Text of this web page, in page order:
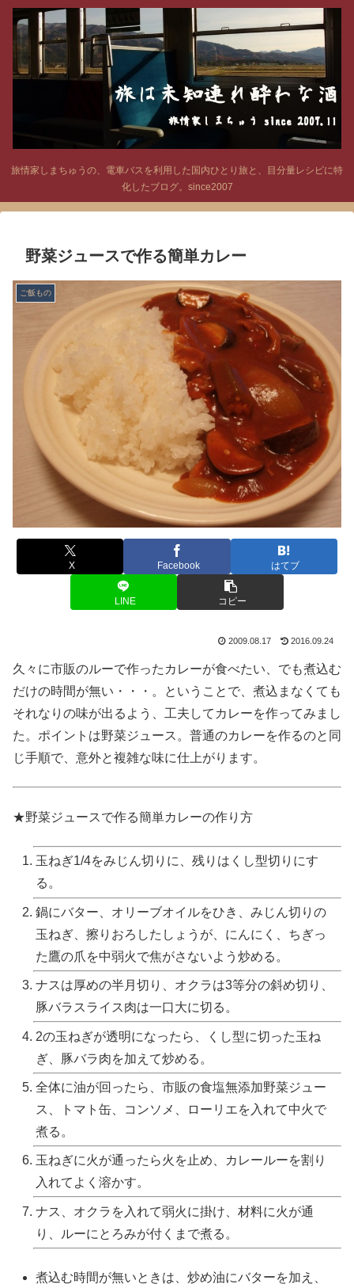
旅情家しまちゅうの、電車バスを利用した国内ひとり旅と、目分量レシピに特
化したブログ。since2007
野菜ジュースで作る簡単カレー
ご飯もの
X Facebook はてブ
LINE コピー
2009.08.17 2016.09.24
久々に市販のルーで作ったカレーが食べたい、でも煮込む
だけの時間が無い・・・。ということで、煮込まなくても
それなりの味が出るよう、工夫してカレーを作ってみまし
た。ポイントは野菜ジュース。普通のカレーを作るのと同
じ手順で、意外と複雑な味に仕上がります。
★野菜ジュースで作る簡単カレーの作り方
玉ねぎ1/4をみじん切りに、残りはくし型切りにす
る。
鍋にバター、オリーブオイルをひき、みじん切りの
玉ねぎ、擦りおろしたしょうが、にんにく、ちぎっ
た鷹の爪を中弱火で焦がさないよう炒める。
ナスは厚めの半月切り、オクラは3等分の斜め切り、
豚バラスライス肉は一口大に切る。
2の玉ねぎが透明になったら、くし型に切った玉ね
ぎ、豚バラ肉を加えて炒める。
全体に油が回ったら、市販の食塩無添加野菜ジュー
ス、トマト缶、コンソメ、ローリエを入れて中火で
煮る。
玉ねぎに火が通ったら火を止め、カレールーを割り
入れてよく溶かす。
ナス、オクラを入れて弱火に掛け、材料に火が通
り、ルーにとろみが付くまで煮る。
煮込む時間が無いときは、炒め油にバターを加え、